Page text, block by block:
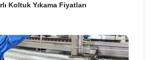
Koltuk Yıkama Fiyatları